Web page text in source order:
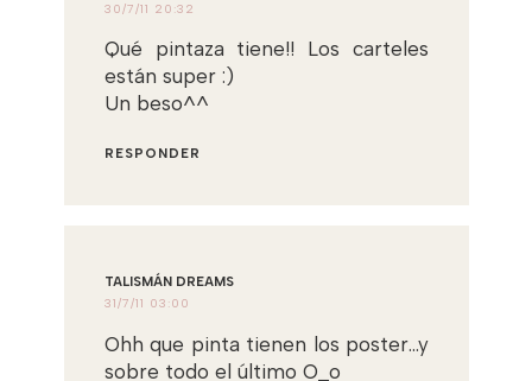
30/7/11 20:32
Qué pintaza tiene!! Los carteles
están super :)
Un beso^^
RESPONDER
TALISMÁN DREAMS
31/7/11 03:00
Ohh que pinta tienen los poster...y
sobre todo el último O_o